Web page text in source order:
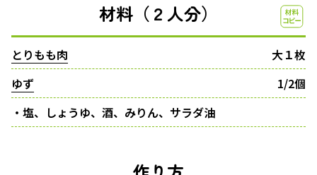
材料（２人分）
とりもも肉
大１枚
ゆず
1/2個
・塩、しょうゆ、酒、みりん、サラダ油